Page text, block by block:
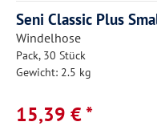
Seni Classic Plus
Windelhose
Pack, 30 Stück
Gewicht: 2.5 kg
15,39 € *